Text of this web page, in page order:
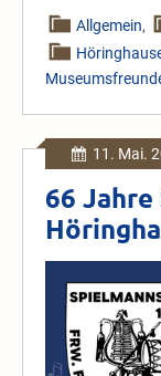
Allgemein,
11. Mai.
66
Jahre
Spielmannszug
Höringhausen